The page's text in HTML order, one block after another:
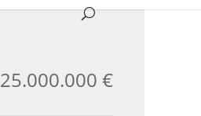
25.000.000 €